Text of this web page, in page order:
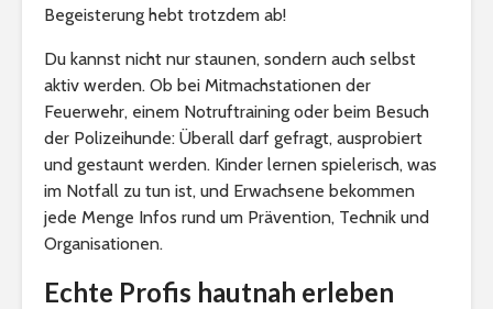
Begeisterung hebt trotzdem ab!
Du kannst nicht nur staunen, sondern auch selbst
aktiv werden. Ob bei Mitmachstationen der
Feuerwehr, einem Notruftraining oder beim Besuch
der Polizeihunde: Überall darf gefragt, ausprobiert
und gestaunt werden. Kinder lernen spielerisch, was
im Notfall zu tun ist, und Erwachsene bekommen
jede Menge Infos rund um Prävention, Technik und
Organisationen.
Echte Profis hautnah erleben